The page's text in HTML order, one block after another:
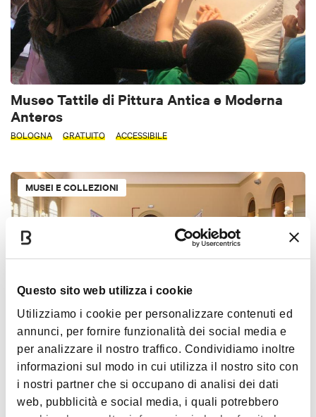
Questo sito web utilizza i cookie
Utilizziamo i cookie per personalizzare contenuti ed
annunci, per fornire funzionalità dei social media e
per analizzare il nostro traffico. Condividiamo inoltre
informazioni sul modo in cui utilizza il nostro sito con
i nostri partner che si occupano di analisi dei dati
web, pubblicità e social media, i quali potrebbero
Museo Tattile di Pittura Antica e Moderna
Anteros
BOLOGNA GRATUITO ACCESSIBILE
MUSEI E COLLEZIONI
Collezione di Mineralogia "Museo Luigi
Bombicci"
ZONA UNIVERSITARIA GRATUITO ACCESSIBILE